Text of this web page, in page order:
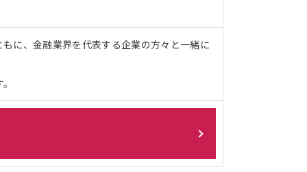
に、金融業界を代表する企業の方々と一緒に